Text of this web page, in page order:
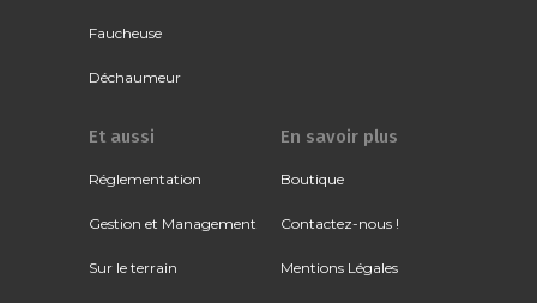
Faucheuse
Déchaumeur
Et aussi
Réglementation
Gestion et Management
Sur le terrain
En savoir plus
Boutique
Contactez-nous !
Mentions Légales